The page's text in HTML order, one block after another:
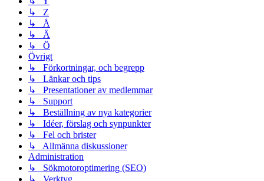
↳ Z
↳ Å
↳ Ä
↳ Ö
Övrigt
↳ Förkortningar, och begrepp
↳ Länkar och tips
↳ Presentationer av medlemmar
↳ Support
↳ Beställning av nya kategorier
↳ Idéer, förslag och synpunkter
↳ Fel och brister
↳ Allmänna diskussioner
Administration
↳ Sökmotoroptimering (SEO)
↳ Verktyg